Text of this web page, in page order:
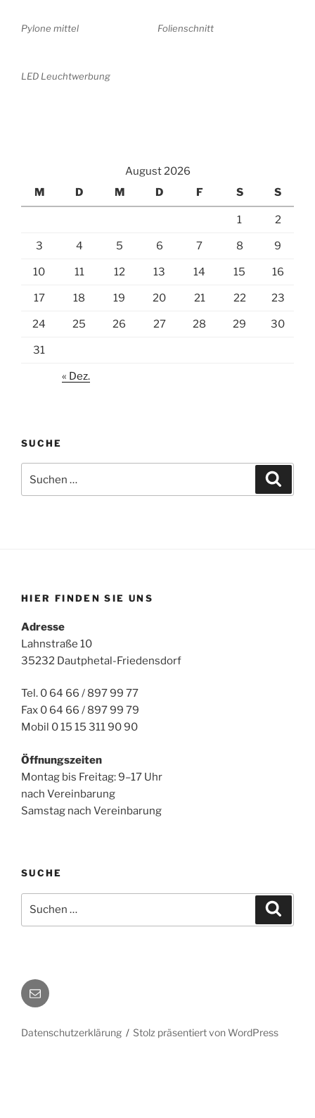
Pylone mittel Folienschnitt
LED Leuchtwerbung
August 2026
M
D M D F S S
1 2
3 4 5 6 7 8 9
10 11 12 13 14 15 16
17 18 19 20 21 22 23
24 25 26 27 28 29 30
31
« Dez.
SUCHE
nach:
HIER FINDEN SIE UNS
Adresse
Lahnstraße 10
35232 Dautphetal-Friedensdorf
Tel. 0 64 66 / 897 99 77
Fax 0 64 66 / 897 99 79
Mobil 0 15 15 311 90 90
Öffnungszeiten
Montag bis Freitag: 9–17 Uhr
nach Vereinbarung
Samstag nach Vereinbarung
SUCHE
nach:
E-
Mail
Datenschutzerklärung Stolz präsentiert von WordPress